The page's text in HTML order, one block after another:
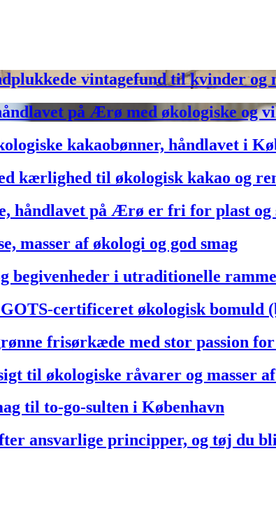
vintagefund til kvinder og
på Ærø med økologiske og
kakaobønner, håndlavet i
kærlighed til økologisk kakao og
håndlavet på Ærø er fri for plast og
masser af økologi og god smag
begivenheder i utraditionelle
certificeret økologisk bomuld
frisørkæde med stor passion
til økologiske råvarer og masser af
til to-go-sulten i København
ansvarlige principper, og tøj du